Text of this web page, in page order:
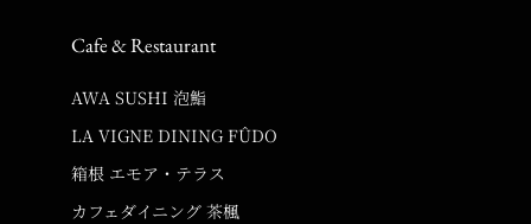
Cafe & Restaurant
AWA SUSHI 泡鮨
LA VIGNE DINING FÛDO
箱根 エモア・テラス
カフェダイニング 茶楓